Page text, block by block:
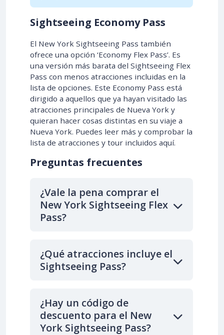
Sightseeing Economy Pass
El New York Sightseeing Pass también
ofrece una opción ‘Economy Flex Pass’. Es
una versión más barata del Sightseeing Flex
Pass con menos atracciones incluidas en la
lista de opciones. Este Economy Pass está
dirigido a aquellos que ya hayan visitado las
atracciones principales de Nueva York y
quieran hacer cosas distintas en su viaje a
Nueva York. Puedes leer más y comprobar la
lista de atracciones y tour incluidos aquí.
Preguntas frecuentes
¿Vale la pena comprar el
New York Sightseeing Flex
Pass?
¿Qué atracciones incluye el
Sightseeing Pass?
¿Hay un código de
descuento para el New
York Sightseeing Pass?